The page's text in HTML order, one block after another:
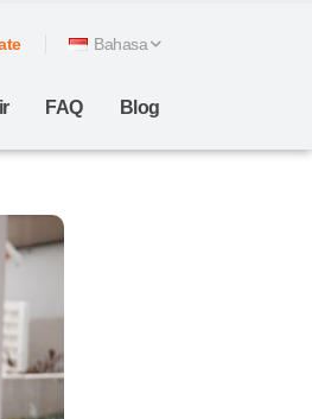
Bahasa
FAQ Blog